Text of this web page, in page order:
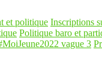
et politique Inscriptions
Politique baro et
vague 3